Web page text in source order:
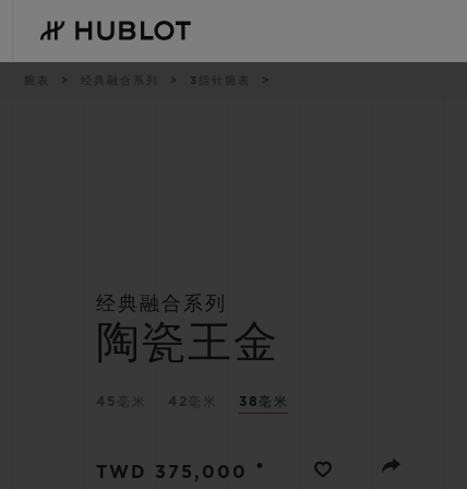
main
content
痕腕表 经典融合系列 3指针腕表
经典融合系列
陶瓷王金
45毫米 42毫米 38毫米
TWD 375,000 •
BIG BANG系列